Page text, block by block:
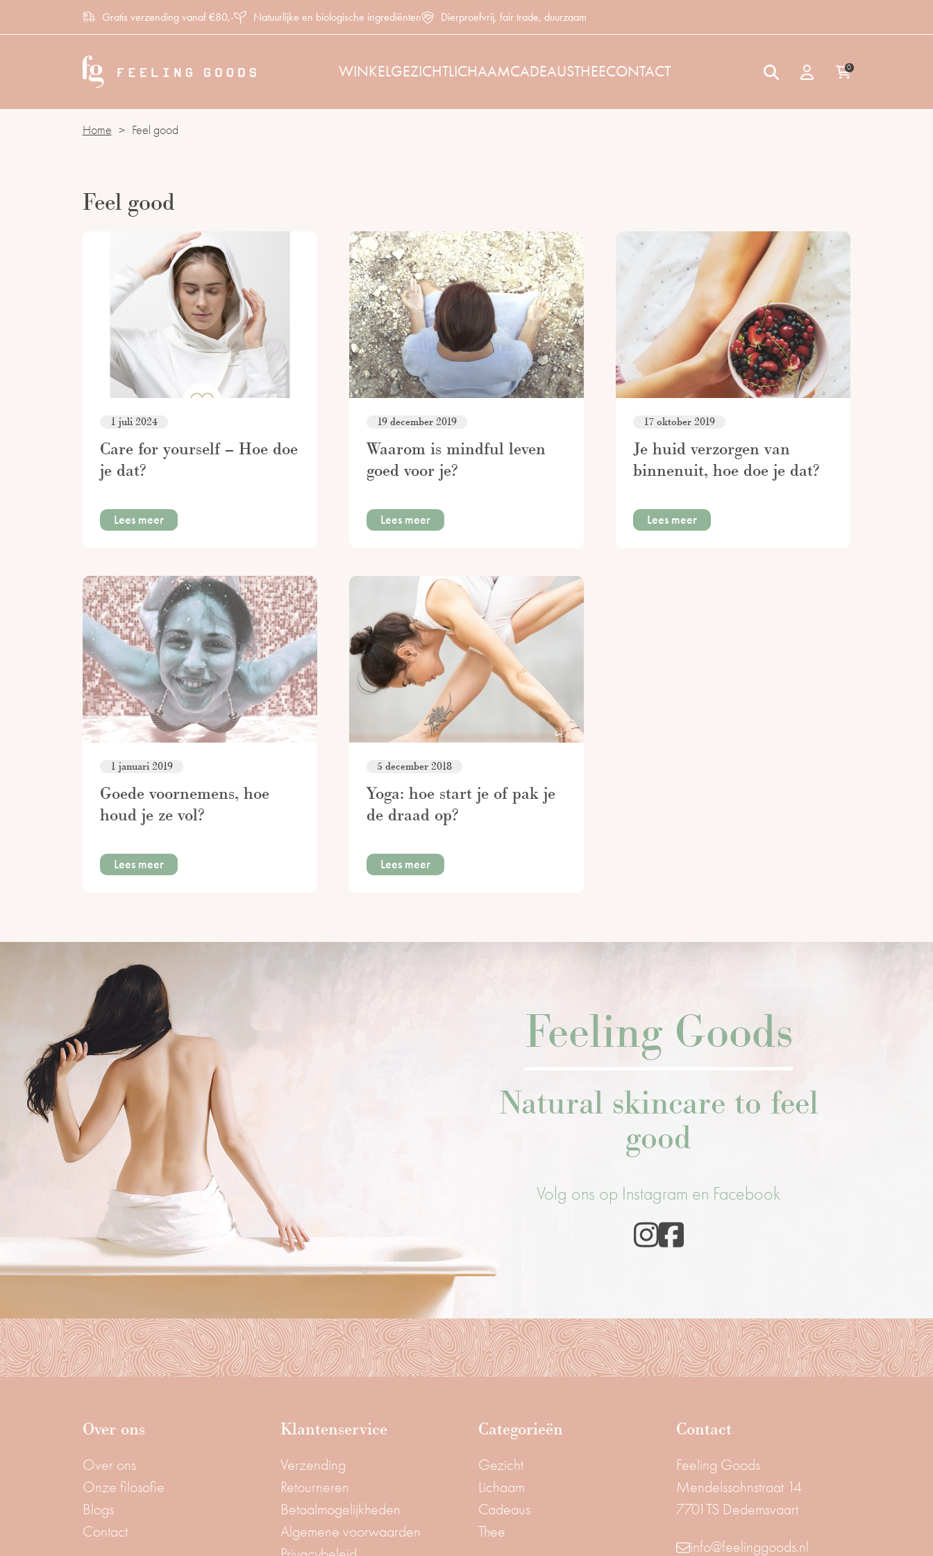
Gratis verzending vanaf €80,- Natuurlijke en biologische ingrediënten Dierproefvrij, fair trade, duurzaam
WINKELGEZICHTLICHAAMCADEAUSTHEECONTACT 0
Home > Feel good
Feel good
1 juli 2024
Care for yourself – Hoe doe
je dat?
Lees meer
19 december 2019
Waarom is mindful leven
goed voor je?
Lees meer
17 oktober 2019
Je huid verzorgen van
binnenuit, hoe doe je dat?
Lees meer
1 januari 2019
Goede voornemens, hoe
houd je ze vol?
Lees meer
5 december 2018
Yoga: hoe start je of pak je
de draad op?
Lees meer
Feeling Goods
Natural skincare to feel
good
Volg ons op Instagram en Facebook
Over ons
Over ons
Onze filosofie
Blogs
Contact
Klantenservice
Verzending
Retourneren
Betaalmogelijkheden
Algemene voorwaarden
Categorieën
Gezicht
Lichaam
Cadeaus
Thee
Contact
Feeling Goods
Mendelssohnstraat 14
7701TS Dedemsvaart
info@feelinggoods.nl